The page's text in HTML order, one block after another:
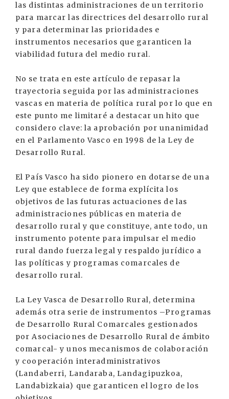
las distintas administraciones de un territorio
para marcar las directrices del desarrollo rural
y para determinar las prioridades e
instrumentos necesarios que garanticen la
viabilidad futura del medio rural.
No se trata en este artículo de repasar la
trayectoria seguida por las administraciones
vascas en materia de política rural por lo que en
este punto me limitaré a destacar un hito que
considero clave: la aprobación por unanimidad
en el Parlamento Vasco en 1998 de la Ley de
Desarrollo Rural.
El País Vasco ha sido pionero en dotarse de una
Ley que establece de forma explícita los
objetivos de las futuras actuaciones de las
administraciones públicas en materia de
desarrollo rural y que constituye, ante todo, un
instrumento potente para impulsar el medio
rural dando fuerza legal y respaldo jurídico a
las políticas y programas comarcales de
desarrollo rural.
La Ley Vasca de Desarrollo Rural, determina
además otra serie de instrumentos –Programas
de Desarrollo Rural Comarcales gestionados
por Asociaciones de Desarrollo Rural de ámbito
comarcal- y unos mecanismos de colaboración
y cooperación interadministrativos
(Landaberri, Landaraba, Landagipuzkoa,
Landabizkaia) que garanticen el logro de los